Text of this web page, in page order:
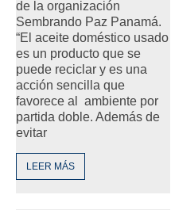
de la organización
Sembrando Paz Panamá.
“El aceite doméstico usado
es un producto que se
puede reciclar y es una
acción sencilla que
favorece al ambiente por
partida doble. Además de
evitar
LEER MÁS